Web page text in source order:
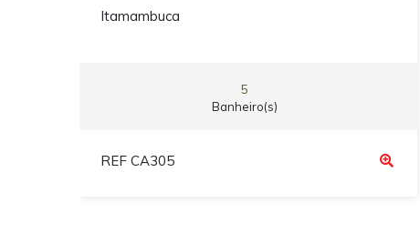
Itamambuca
5
Banheiro(s)
REF CA305